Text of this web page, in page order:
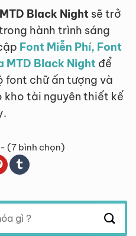
Black Night sẽ trở
hành trình sáng
Font Miễn Phí, Font
MTD Black Night để
font chữ ấn tượng và
kho tài nguyên thiết kế
(7 bình chọn)